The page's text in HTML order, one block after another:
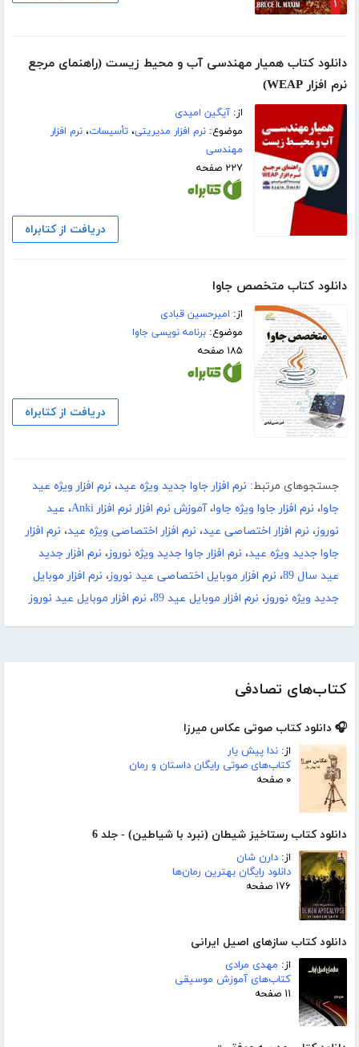
کتاب‌های تصادفی
🎧 دانلود کتاب صوتی عکاس میرزا
از: ندا پیش یار
کتاب‌های صوتی رایگان داستان و رمان
۰ صفحه
دانلود کتاب رستاخیز شیطان (نبرد با شیاطین) - جلد 6
از: دارن شان
دانلود رایگان بهترین رمان‌ها
۱۷۶ صفحه
دانلود کتاب سازهای اصیل ایرانی
از: مهدی مرادی
کتاب‌های آموزش موسیقی
۱۱ صفحه
دانلود کتاب همیار مهندسی آب و محیط زیست (راهنمای مرجع
نرم افزار WEAP)
از:آیگین امیدی
موضوع:نرم افزار مدیریتی،تأسيسات،نرم افزار
مهندسی
۲۲۷ صفحه
دریافت از کتابراه
دانلود کتاب متخصص جاوا
از: امیرحسین قبادی
موضوع:برنامه نویسی جاوا
۱۸۵ صفحه
دریافت از کتابراه
جستجوهای مرتبط: نرم افزار جاوا جدید ویژه عید، نرم افزار ویژه عید
جاوا، نرم افزار جاوا ویژه جاوا،آموزش نرم افزار نرم افزار Anki ، عید
نوروز، نرم افزار اختصاصی عید، نرم افزار اختصاصی ویژه عید، نرم افزار
جاوا جدید ویژه عید، نرم افزار جاوا جدید ویژه نوروز، نرم افزار جدید
عید سال 89
، نرم افزار موبایل اختصاصی عید نوروز، نرم افزار موبایل
جدید ویژه نوروز، نرم افزار موبایل عید 89 ، نرم افزار موبایل عید نوروز